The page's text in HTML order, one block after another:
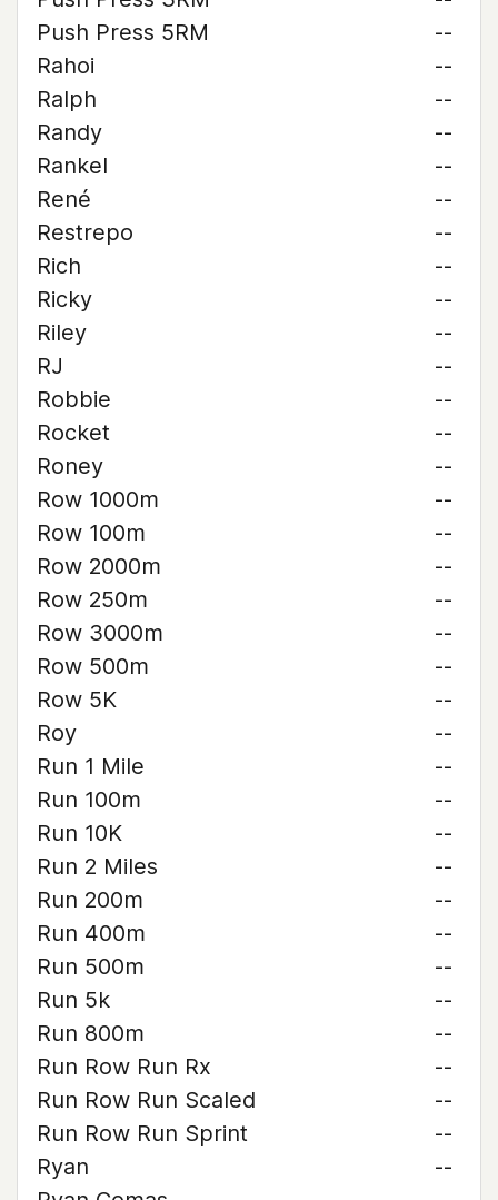
Push Press 5RM
--
Rahoi
--
Ralph
--
Randy
--
Rankel
--
René
--
Restrepo
--
Rich
--
Ricky
--
Riley
--
RJ
--
Robbie
--
Rocket
--
Roney
--
Row 1000m
--
Row 100m
--
Row 2000m
--
Row 250m
--
Row 3000m
--
Row 500m
--
Row 5K
--
Roy
--
Run 1 Mile
--
Run 100m
--
Run 10K
--
Run 2 Miles
--
Run 200m
--
Run 400m
--
Run 500m
--
Run 5k
--
Run 800m
--
Run Row Run Rx
--
Run Row Run Scaled
--
Run Row Run Sprint
--
Ryan
--